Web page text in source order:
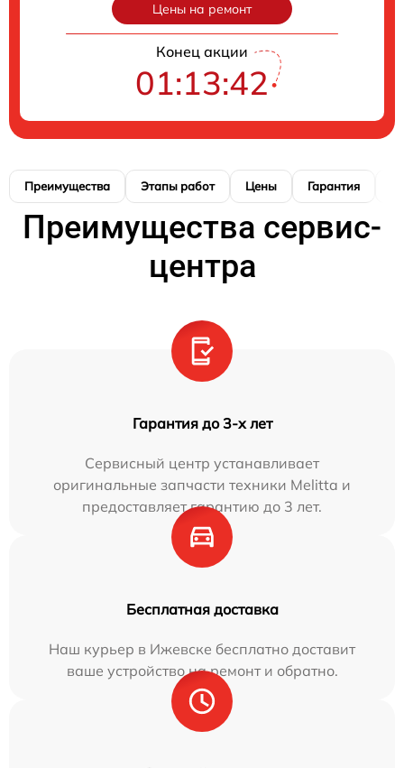
Цены на ремонт
Конец акции
01:13:41
Преимущества Этапы работ Цены Гарантия
Преимущества сервис-
центра
Гарантия до 3-х лет
Сервисный центр устанавливает
оригинальные запчасти техники Melitta и
предоставляет гарантию до 3 лет.
Бесплатная доставка
Наш курьер в Ижевске бесплатно доставит
ваше устройство на ремонт и обратно.